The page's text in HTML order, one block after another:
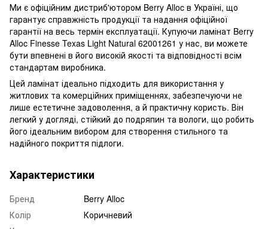
Ми є офіційним дистриб'ютором Berry Alloc в Україні, що
гарантує справжність продукції та надання офіційної
гарантії на весь термін експлуатації. Купуючи ламінат Berry
Alloc Finesse Texas Light Natural 62001261 ​​у нас, ви можете
бути впевнені в його високій якості та відповідності всім
стандартам виробника.
Цей ламінат ідеально підходить для використання у
житлових та комерційних приміщеннях, забезпечуючи не
лише естетичне задоволення, а й практичну користь. Він
легкий у догляді, стійкий до подряпин та вологи, що робить
його ідеальним вибором для створення стильного та
надійного покриття підлоги.
Характеристики
Бренд
Berry Alloc
Колір
Коричневий